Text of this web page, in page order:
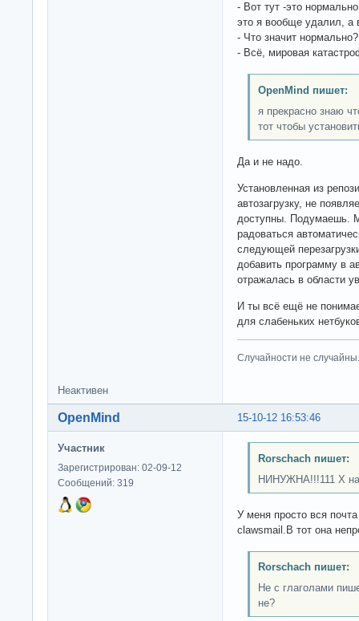
- Вот тут -это
это я вообще удалил, а
- Что значит
- Всё, мировая
OpenMind пишет:
я прекрасно знаю
тот чтобы
Да и не надо.
Установленная из
автозагрузку, не
доступны. Подумаешь.
радоваться
следующей
добавить программу в
отражалась в области
И ты всё ещё не
для слабеньких
Случайности не случайны.
Неактивен
15-10-12 16:53:46
OpenMind
Участник
Зарегистрирован: 02-09-12
Сообщений: 319
Rorschach пишет:
НИНУЖНА!!!111 Х
У меня просто вся
clawsmail.В тот она
Rorschach пишет:
Не с глаголами
не?